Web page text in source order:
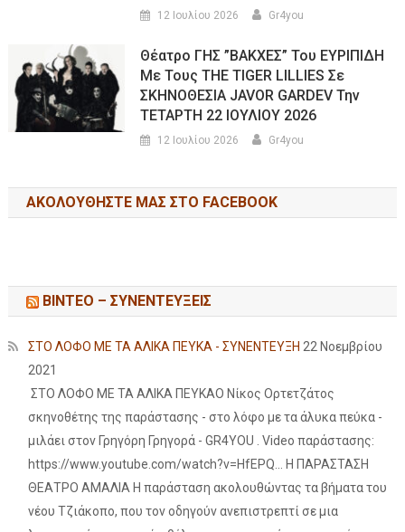
12 Ιουλίου 2026 Gr4you
Θέατρο ΓΗΣ ”ΒΑΚΧΕΣ” Του ΕΥΡΙΠΙΔΗ
Με Τους THE TIGER LILLIES Σε
ΣΚΗΝΟΘΕΣΙΑ JAVOR GARDEV Την
ΤΕΤΑΡΤΗ 22 ΙΟΥΛΙΟΥ 2026
12 Ιουλίου 2026 Gr4you
ΑΚΟΛΟΥΘΉΣΤΕ ΜΑΣ ΣΤΟ FACEBOOK
ΒΙΝΤΕΟ – ΣΥΝΕΝΤΕΥΞΕΙΣ
ΣΤΟ ΛΟΦΟ ΜΕ ΤΑ ΑΛΙΚΑ ΠΕΥΚΑ - ΣΥΝΕΝΤΕΥΞΗ 22 Νοεμβρίου
2021
ΣΤΟ ΛΟΦΟ ΜΕ ΤΑ ΑΛΙΚΑ ΠΕΥΚΑΟ Νίκος Ορτετζάτος
σκηνοθέτης της παράστασης - στο λόφο με τα άλυκα πεύκα -
μιλάει στον Γρηγόρη Γρηγορά - GR4YOU . Video παράστασης:
https://www.youtube.com/watch?v=HfEPQ... Η ΠΑΡΑΣΤΑΣΗ
ΘΕΑΤΡΟ ΑΜΑΛΙΑ Η παράσταση ακολουθώντας τα βήματα του
νέου Τζιάκοπο, που τον οδηγούν ανεπιστρεπτί σε μια